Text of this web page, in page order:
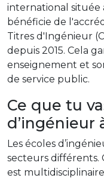
international située
bénéficie de
Titres d'Ingénieur
depuis 2015. Cela
enseignement et
de service public.
Ce que tu
d’ingénieur
Les écoles
secteurs différents.
est